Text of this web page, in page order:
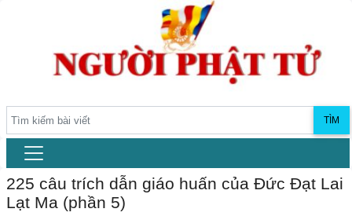
TÌM
225 câu trích dẫn giáo huấn của Đức Đạt Lai
Lạt Ma (phần 5)